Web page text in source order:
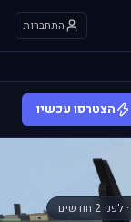
התחברות
הצטרפו עכשיו
· לפני 2 חודשים